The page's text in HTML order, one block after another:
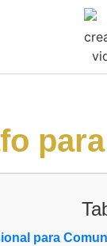
para